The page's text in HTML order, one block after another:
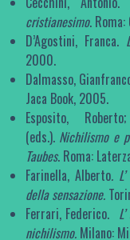
cristianesimo.
D’Agostini, Franca.
2000.
Dalmasso,
Jaca Book, 2005.
Esposito,
(eds.). Nichilismo e
Taubes. Roma:
Farinella, Alberto.
della sensazione.
Ferrari, Federico.
nichilismo. Milano: